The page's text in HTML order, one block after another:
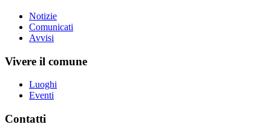
Notizie
Comunicati
Avvisi
Vivere il comune
Luoghi
Eventi
Contatti